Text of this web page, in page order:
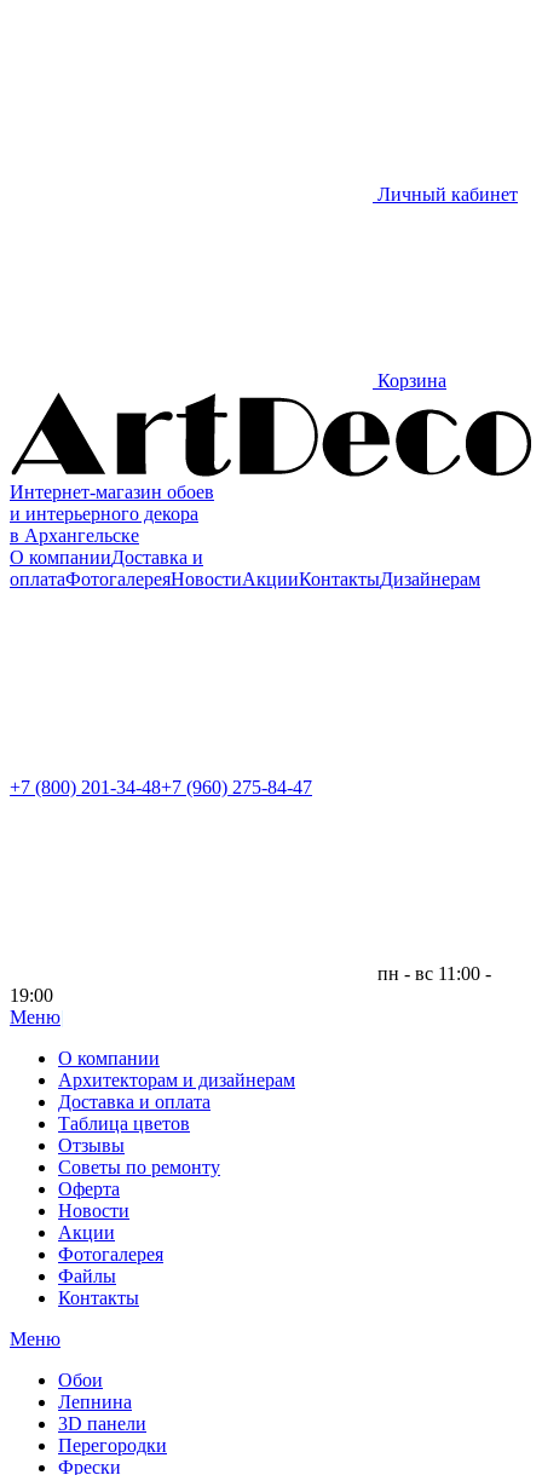
Личный кабинет
Корзина
Интернет-магазин обоев
и интерьерного декора
в Архангельске
О компанииДоставка и
оплатаФотогалереяНовостиАкцииКонтактыДизайнерам
+7 (800) 201-34-48+7 (960) 275-84-47
пн - вс 11:00 -
19:00
Меню|
О компании
Архитекторам и дизайнерам
Доставка и оплата
Таблица цветов
Отзывы
Советы по ремонту
Оферта
Новости
Акции
Фотогалерея
Файлы
Контакты
Меню
Обои
Лепнина
3D панели
Перегородки
Фрески